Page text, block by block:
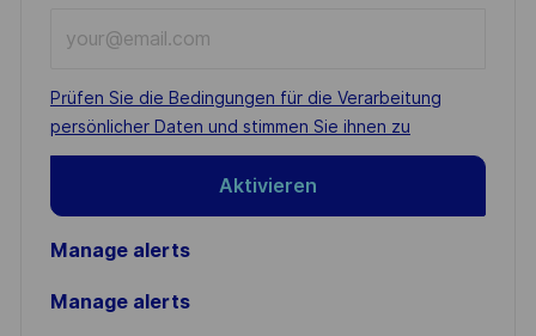
Email
address
(Required)
Required
Prüfen Sie die Bedingungen für die Verarbeitung
persönlicher Daten und stimmen Sie ihnen zu
Aktivieren
Manage alerts
Manage alerts